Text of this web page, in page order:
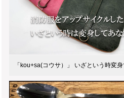
「kou+sa(コウサ）」 いざという時変